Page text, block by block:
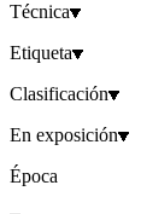
Técnica
Etiqueta
Clasificación
En exposición
Época